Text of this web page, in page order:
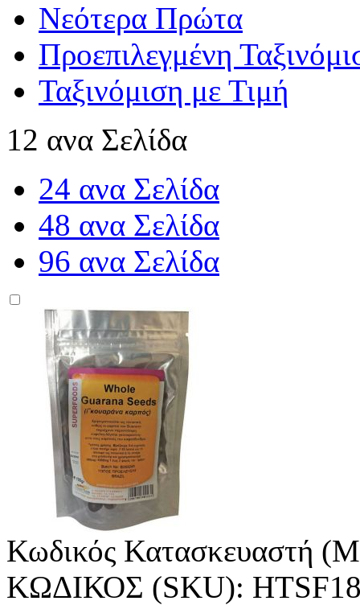
Νεότερα Πρώτα
Προεπιλεγμένη
Ταξινόμιση με Τιμή
12 ανα Σελίδα
24 ανα Σελίδα
48 ανα Σελίδα
96 ανα Σελίδα
Κωδικός Κατασκευαστή
ΚΩΔΙΚΟΣ (SKU):